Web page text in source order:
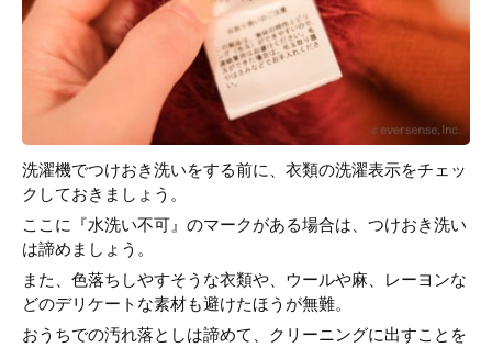
洗濯機でつけおき洗いをする前に、衣類の洗濯表示をチェッ
クしておきましょう。
ここに『水洗い不可』のマークがある場合は、つけおき洗い
は諦めましょう。
また、色落ちしやすそうな衣類や、ウールや麻、レーヨンな
どのデリケートな素材も避けたほうが無難。
おうちでの汚れ落としは諦めて、クリーニングに出すことを